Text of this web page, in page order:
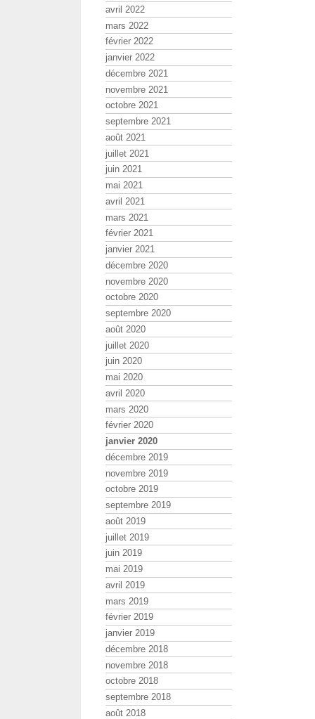
avril 2022
mars 2022
février 2022
janvier 2022
décembre 2021
novembre 2021
octobre 2021
septembre 2021
août 2021
juillet 2021
juin 2021
mai 2021
avril 2021
mars 2021
février 2021
janvier 2021
décembre 2020
novembre 2020
octobre 2020
septembre 2020
août 2020
juillet 2020
juin 2020
mai 2020
avril 2020
mars 2020
février 2020
janvier 2020
décembre 2019
novembre 2019
octobre 2019
septembre 2019
août 2019
juillet 2019
juin 2019
mai 2019
avril 2019
mars 2019
février 2019
janvier 2019
décembre 2018
novembre 2018
octobre 2018
septembre 2018
août 2018